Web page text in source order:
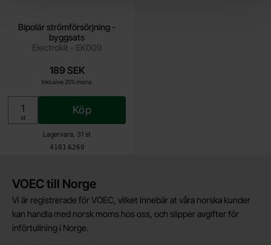
Bipolär strömförsörjning -
byggsats
Electrokit - EK009
Art. nr
4101 6260
Lagervara, 31 st
189 SEK
Inklusive 25% moms
Enhet:
st
Köp
Kort allmän information
VOEC till Norge
Vi är registrerade för VOEC, vilket innebär at våra norska kunder
kan handla med norsk moms hos oss, och slipper avgifter för
införtullning i Norge.